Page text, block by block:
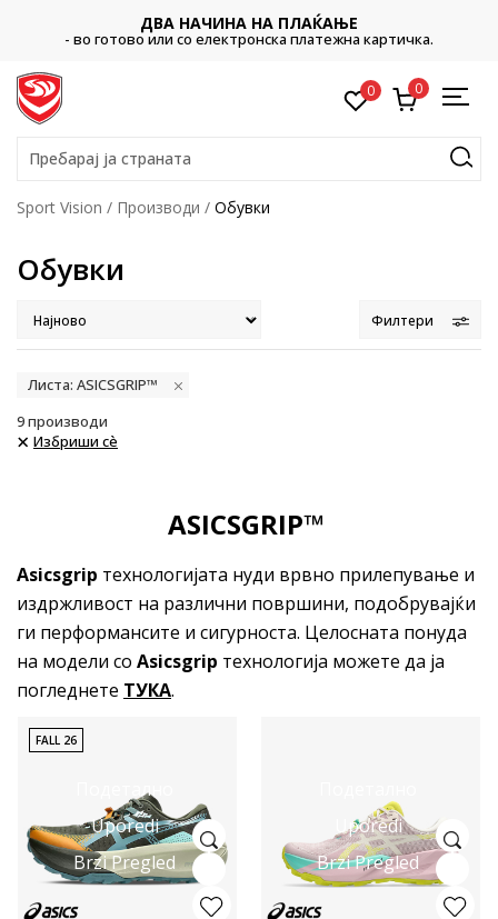
ДВА НАЧИНА НА ПЛАЌАЊЕ
- во готово или со електронска платежна картичка.
0 0
Пребарај ја страната
Sport Vision Производи Обувки
Обувки
Филтери
Листа: ASICSGRIP™
9производи
Избриши сè
ASICSGRIP™
Asicsgrip технологијата нуди врвно прилепување и
издржливост на различни површини, подобрувајќи
ги перформансите и сигурноста. Целосната понуда
на модели со Asicsgrip технологија можете да ја
погледнете ТУКА.
Подетално
Uporedi
Brzi Pregled
FALL 26
Uporedi
Brzi Pregled